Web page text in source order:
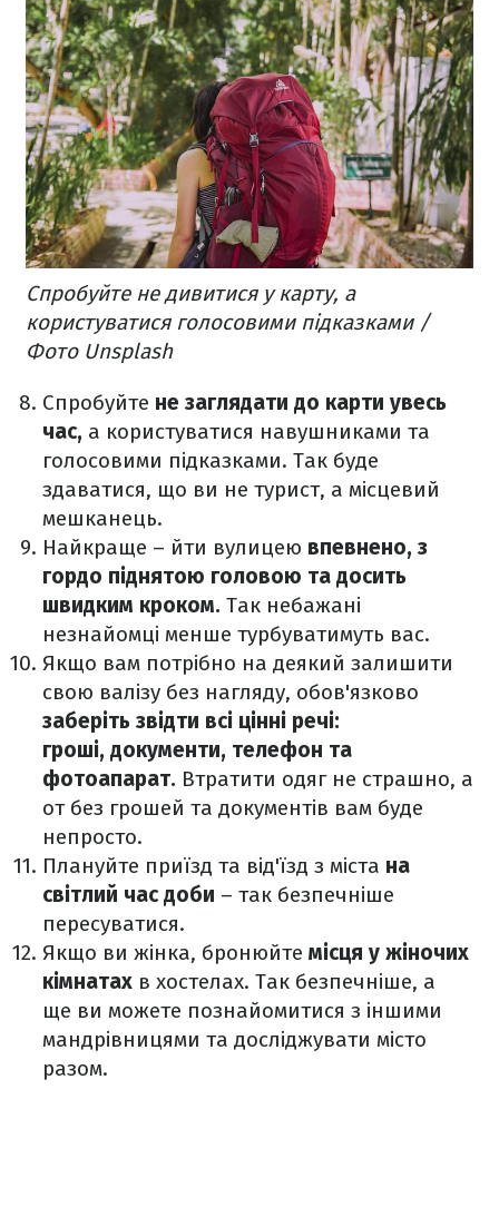
Спробуйте не дивитися у карту, а
користуватися голосовими підказками /
Фото Unsplash
Спробуйте не заглядати до карти увесь
час, а користуватися навушниками та
голосовими підказками. Так буде
здаватися, що ви не турист, а місцевий
мешканець.
Найкраще – йти вулицею впевнено, з
гордо піднятою головою та досить
швидким кроком. Так небажані
незнайомці менше турбуватимуть вас.
Якщо вам потрібно на деякий залишити
свою валізу без нагляду, обов'язково
заберіть звідти всі цінні речі:
гроші, документи, телефон та
фотоапарат. Втратити одяг не страшно, а
от без грошей та документів вам буде
непросто.
Плануйте приїзд та від'їзд з міста на
світлий час доби – так безпечніше
пересуватися.
Якщо ви жінка, бронюйте місця у жіночих
кімнатах в хостелах. Так безпечніше, а
ще ви можете познайомитися з іншими
мандрівницями та досліджувати місто
разом.